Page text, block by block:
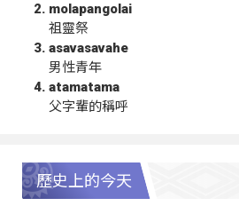
molapangolai
祖靈祭
asavasavahe
男性青年
atamatama
父字輩的稱呼
歷史上的今天